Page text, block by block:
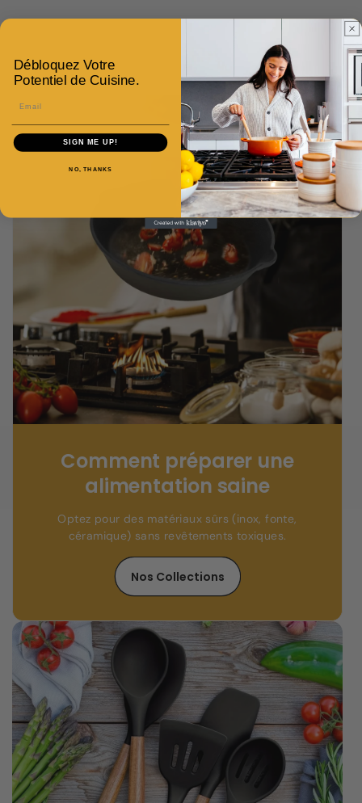
Comment préparer une
alimentation saine
Optez pour des matériaux sûrs (inox, fonte,
céramique) sans revêtements toxiques.
Nos Collections
Débloquez Votre
Potentiel de Cuisine.
SIGN ME UP!
NO, THANKS